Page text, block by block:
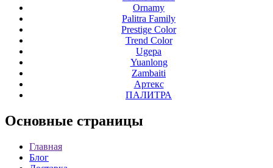
Ornamy
Palitra Family
Prestige Color
Trend Color
Ugepa
Yuanlong
Zambaiti
Артекс
ПАЛИТРА
Основные страницы
Главная
Блог